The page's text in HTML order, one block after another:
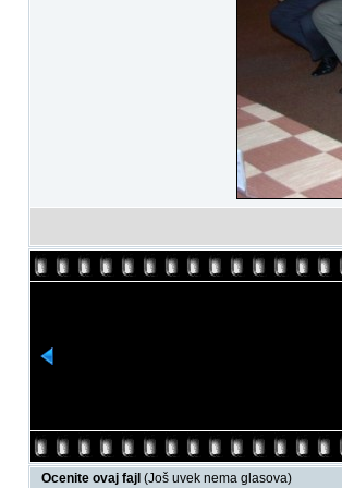
Ocenite ovaj fajl (Još uvek nema glasova)